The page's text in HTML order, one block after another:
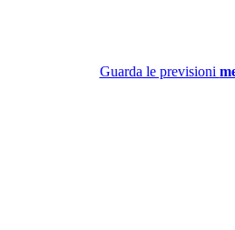
Guarda le previsioni